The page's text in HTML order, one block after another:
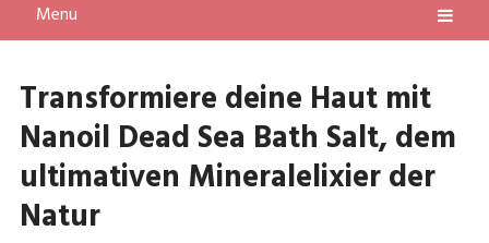
Menu
Transformiere deine Haut mit
Nanoil Dead Sea Bath Salt, dem
ultimativen Mineralelixier der
Natur